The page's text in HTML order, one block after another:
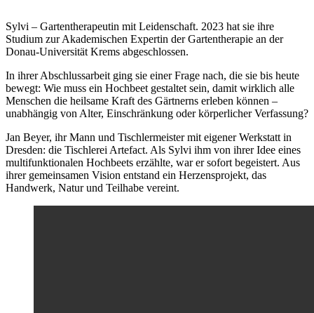
Sylvi – Gartentherapeutin mit Leidenschaft. 2023 hat sie ihre
Studium zur Akademischen Expertin der Gartentherapie an der
Donau-Universität Krems abgeschlossen.
In ihrer Abschlussarbeit ging sie einer Frage nach, die sie bis heute
bewegt: Wie muss ein Hochbeet gestaltet sein, damit wirklich alle
Menschen die heilsame Kraft des Gärtnerns erleben können –
unabhängig von Alter, Einschränkung oder körperlicher Verfassung?
Jan Beyer, ihr Mann und Tischlermeister mit eigener Werkstatt in
Dresden: die Tischlerei Artefact. Als Sylvi ihm von ihrer Idee eines
multifunktionalen Hochbeets erzählte, war er sofort begeistert. Aus
ihrer gemeinsamen Vision entstand ein Herzensprojekt, das
Handwerk, Natur und Teilhabe vereint.